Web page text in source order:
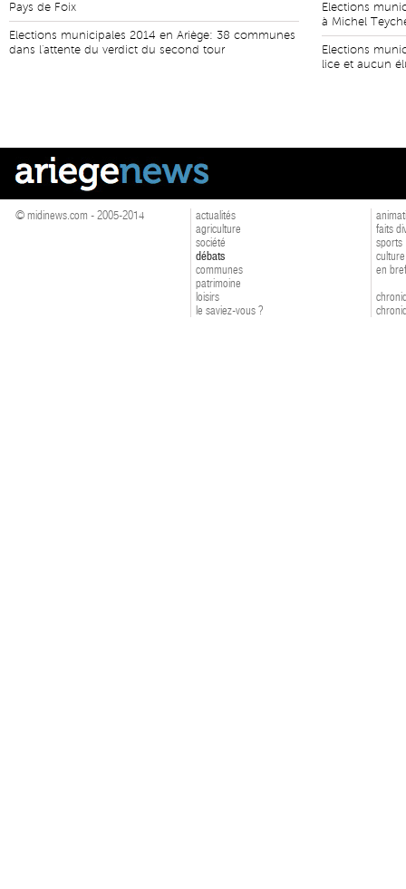
Pays de Foix
Elections municipales 2014 en Ariège: 38 communes
dans l'attente du verdict du second tour
Elections
à Michel
Elections
lice et aucun
© midinews.com - 2005-2014
actualités
agriculture
société
débats
communes
patrimoine
loisirs
le saviez-vous ?
faits
sports
culture
en bref